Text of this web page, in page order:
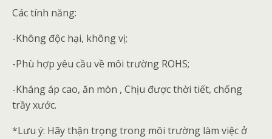
Các tính năng:
-Không độc hại, không vị;
-Phù hợp yêu cầu về môi trường ROHS;
-Kháng áp cao, ăn mòn , Chịu được thời tiết, chống
trầy xước.
*Lưu ý: Hãy thận trọng trong môi trường làm việc ở